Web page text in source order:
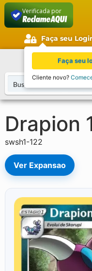
Verificada por
Faça seu
Drapion
swsh1-122
Ver Expansao
Faça seu
Cliente novo?